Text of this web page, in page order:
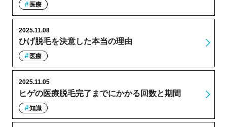
医療
ひげ脱毛を決意した本当の理由
2025.11.08
医療
ヒゲの医療脱毛完了までにかかる回数と期間
2025.11.05
知識